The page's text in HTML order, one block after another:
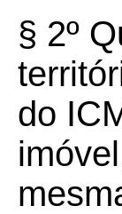
§ 2º
do